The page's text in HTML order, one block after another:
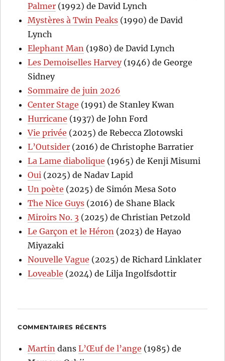
Palmer (1992) de David Lynch
Mystères à Twin Peaks (1990) de David
Lynch
Elephant Man (1980) de David Lynch
Les Demoiselles Harvey(1946) de George
Sidney
Sommaire de juin 2026
Center Stage (1991) de Stanley Kwan
Hurricane (1937) de John Ford
Vie privée (2025) de Rebecca Zlotowski
L’Outsider (2016) de Christophe Barratier
La Lame diabolique (1965) de Kenji Misumi
Oui (2025) de Nadav Lapid
Un poète (2025) de Simón Mesa Soto
The Nice Guys (2016) de Shane Black
Miroirs No. 3 (2025) de Christian Petzold
Le Garçon et le Héron (2023) de Hayao
Miyazaki
Nouvelle Vague (2025) de Richard Linklater
Loveable (2024) de Lilja Ingolfsdottir
COMMENTAIRES RÉCENTS
Martin dansL’Œuf de l’ange (1985) de